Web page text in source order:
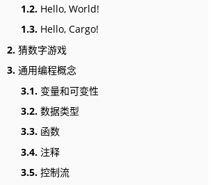
1.2. Hello, World!
1.3. Hello, Cargo!
2. 猜数字游戏
3. 通用编程概念
3.1. 变量和可变性
3.2. 数据类型
3.3. 函数
3.4. 注释
3.5. 控制流